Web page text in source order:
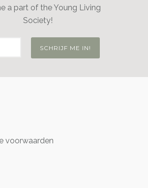
a part of the Young Living
Society!
voorwaarden